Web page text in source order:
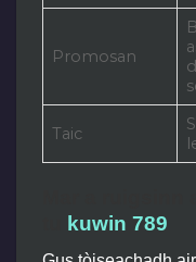
Promosan
Taic
kuwin 789